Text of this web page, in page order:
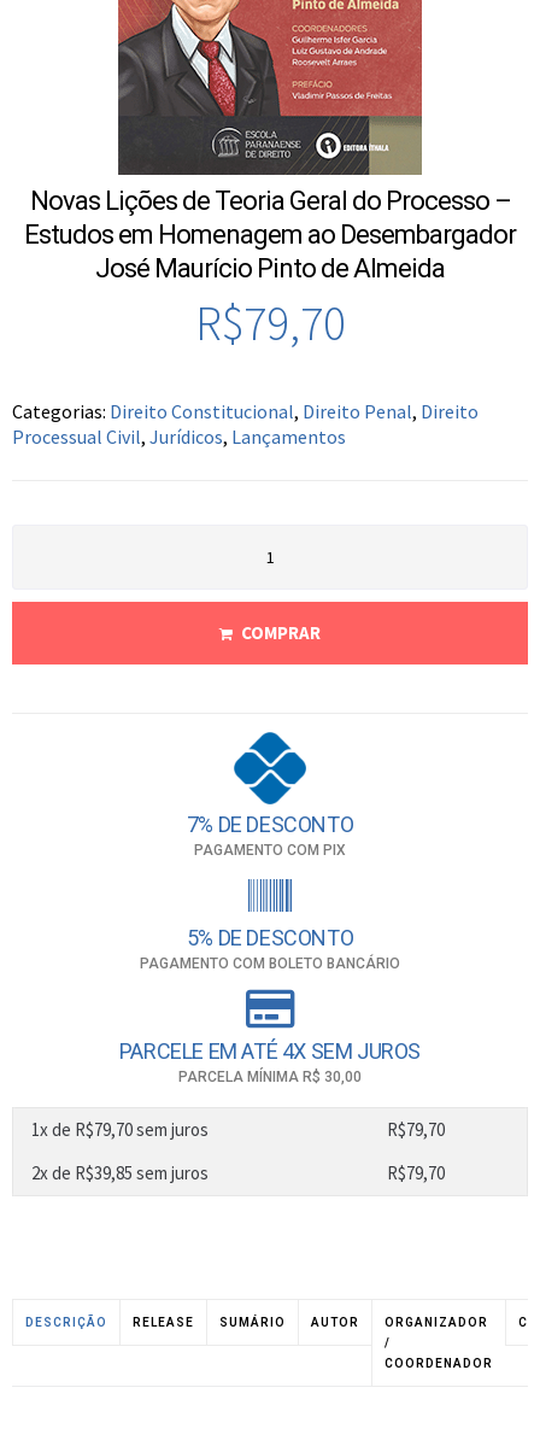
Novas Lições de Teoria Geral do Processo –
Estudos em Homenagem ao Desembargador
José Maurício Pinto de Almeida
R$79,70
Categorias: Direito Constitucional, Direito Penal, Direito
Processual Civil, Jurídicos, Lançamentos
COMPRAR
7% DE DESCONTO
PAGAMENTO COM PIX
5% DE DESCONTO
PAGAMENTO COM BOLETO BANCÁRIO
PARCELE EM ATÉ 4X SEM JUROS
PARCELA MÍNIMA R$ 30,00
1x de R$79,70sem juros R$79,70
2x de R$39,85 sem juros R$79,70
DESCRIÇÃO RELEASE SUMÁRIO AUTOR
ORGANIZADOR
/
COORDENADOR